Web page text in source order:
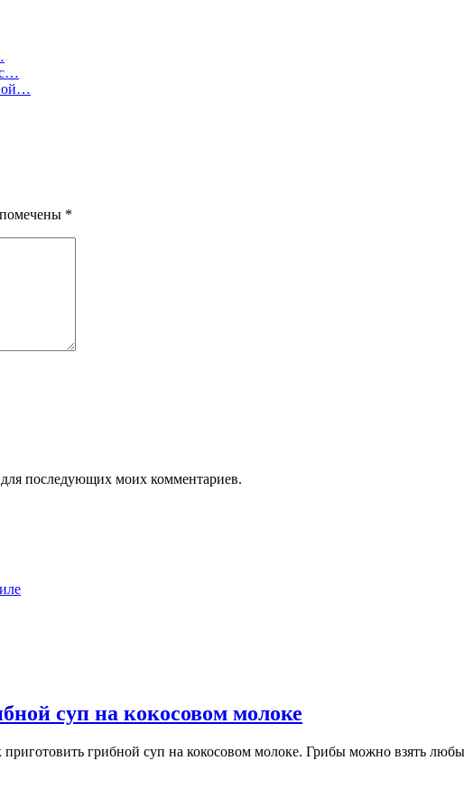
с…
*
для последующих моих комментариев.
суп на кокосовом молоке
грибной суп на кокосовом молоке. Грибы можно взять